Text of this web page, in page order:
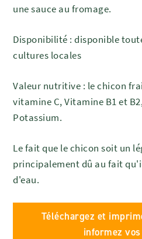
une sauce au fromage.
Disponibilité : disponible
cultures locales
Valeur nutritive : le chicon
vitamine C, Vitamine B1 et
Potassium.
Le fait que le chicon soit un
principalement dû au fait
d'eau.
Téléchargez et
informez